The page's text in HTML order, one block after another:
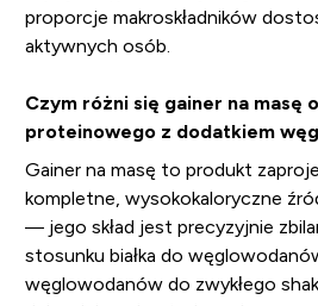
proporcje makroskładników
aktywnych osób.
Czym różni się gainer na masę
proteinowego z dodatkiem
Gainer na masę to produkt
kompletne, wysokokaloryczne
— jego skład jest precyzyjnie
stosunku białka do
węglowodanów do zwykłego